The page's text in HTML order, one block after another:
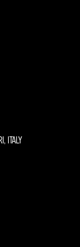
ITALY